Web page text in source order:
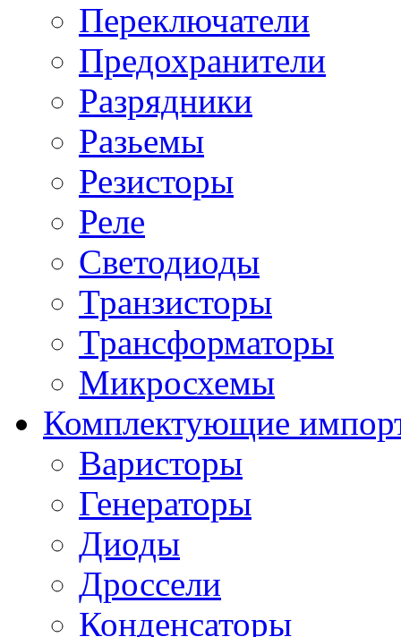
Переключатели
Предохранители
Разрядники
Разьемы
Резисторы
Реле
Светодиоды
Транзисторы
Трансформаторы
Микросхемы
Комплектующие
Варисторы
Генераторы
Диоды
Дроссели
Конденсаторы